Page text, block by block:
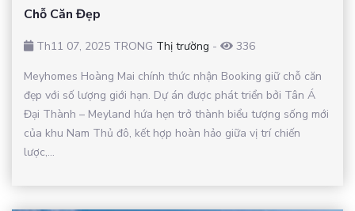
Chỗ Căn Đẹp
Th11 07, 2025 TRONG Thị trường -
336
Meyhomes Hoàng Mai chính thức nhận Booking giữ chỗ căn
đẹp với số lượng giới hạn. Dự án được phát triển bởi Tân Á
Đại Thành – Meyland hứa hẹn trở thành biểu tượng sống mới
của khu Nam Thủ đô, kết hợp hoàn hảo giữa vị trí chiến
lược,...